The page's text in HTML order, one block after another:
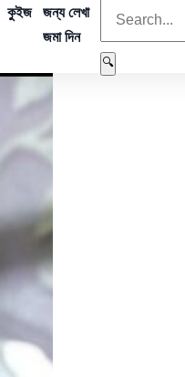
কুইজ জন্য লেখা
জমা দিন
🔍